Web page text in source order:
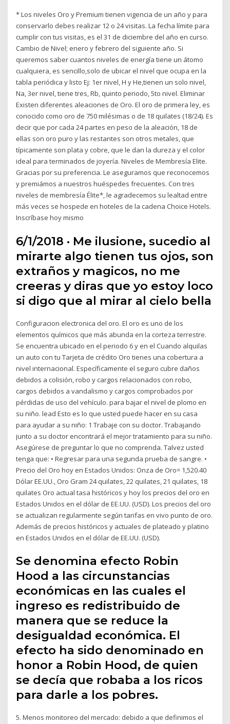
* Los niveles Oro y Premium tienen vigencia de un año y para
conservarlo debes realizar 12 o 24 visitas. La fecha límite para
cumplir con tus visitas, es el 31 de diciembre del año en curso.
Cambio de Nivel; enero y febrero del siguiente año. Si
queremos saber cuantos niveles de energía tiene un átomo
cualquiera, es sencillo,solo de ubicar el nivel que ocupa en la
tabla periódica y listo Ej: 1er nivel, H y He,tienen un solo nivel,
Na, 3er nivel, tiene tres, Rb, quinto periodo, 5to nivel. Eliminar
Existen diferentes aleaciones de Oro. El oro de primera ley, es
conocido como oro de 750 milésimas o de 18 quilates (18/24). Es
decir que por cada 24 partes en peso de la aleación, 18 de
ellas son oro puro y las restantes son otros metales, que
típicamente son plata y cobre, que le dan la dureza y el color
ideal para terminados de joyería. Niveles de Membresía Elite.
Gracias por su preferencia. Le aseguramos que reconocemos
y premiámos a nuestros huéspedes frecuentes. Con tres
niveles de membresía Élite*, le agradecemos su lealtad entre
más veces se hospede en hoteles de la cadena Choice Hotels.
Inscríbase hoy mismo
6/1/2018 · Me ilusione, sucedio al
mirarte algo tienen tus ojos, son
extraños y magicos, no me
creeras y diras que yo estoy loco
si digo que al mirar al cielo bella
Configuracion electronica del oro. El oro es uno de los
elementos químicos que más abunda en la corteza terrestre.
Se encuentra ubicado en el periodo 6 y en el Cuando alquilas
un auto con tu Tarjeta de crédito Oro tienes una cobertura a
nivel internacional. Específicamente el seguro cubre daños
debidos a colisión, robo y cargos relacionados con robo,
cargos debidos a vandalismo y cargos comprobados por
pérdidas de uso del vehículo. para bajar el nivel de plomo en
su niño. lead Esto es lo que usted puede hacer en su casa
para ayudar a su niño: 1 Trabaje con su doctor. Trabajando
junto a su doctor encontrará el mejor tratamiento para su niño.
Asegúrese de preguntar lo que no comprenda. Talvez usted
tenga que: • Regresar para una segunda prueba de sangre. •
Precio del Oro hoy en Estados Unidos: Onza de Oro= 1,520.40
Dólar EE.UU., Oro Gram 24 quilates, 22 quilates, 21 quilates, 18
quilates Oro actual tasa históricos y hoy los precios del oro en
Estados Unidos en el dólar de EE.UU. (USD). Los precios del oro
se actualizan regularmente según tarifas en vivo punto de oro.
Además de precios históricos y actuales de plateado y platino
en Estados Unidos en el dólar de EE.UU. (USD).
Se denomina efecto Robin
Hood a las circunstancias
económicas en las cuales el
ingreso es redistribuido de
manera que se reduce la
desigualdad económica. El
efecto ha sido denominado en
honor a Robin Hood, de quien
se decía que robaba a los ricos
para darle a los pobres.
5. Menos monitoreo del mercado: debido a que definimos el